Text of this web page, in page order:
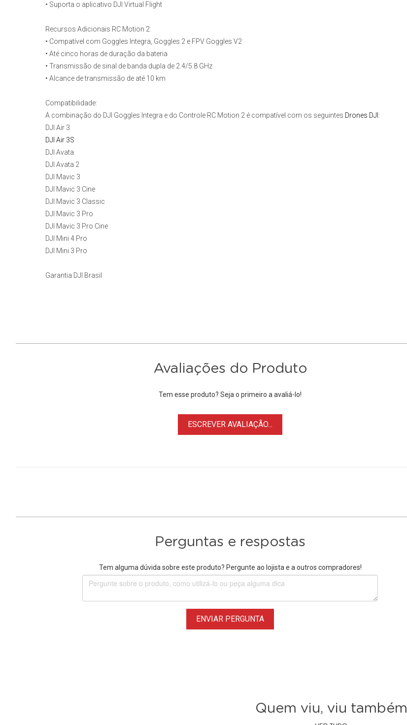
• Suporta o aplicativo DJI Virtual Flight
Recursos Adicionais RC Motion 2:
• Compatível com Goggles Integra, Goggles 2 e FPV Goggles V2
• Até cinco horas de duração da bateria
• Transmissão de sinal de banda dupla de 2.4/5.8 GHz
• Alcance de transmissão de até 10 km
Compatibilidade:
A combinação do DJI Goggles Integra e do Controle RC Motion 2 é compatível com os seguintes Drones DJI :
DJI Air 3
DJI Air 3S
DJI Avata
DJI Avata 2
DJI Mavic 3
DJI Mavic 3 Cine
DJI Mavic 3 Classic
DJI Mavic 3 Pro
DJI Mavic 3 Pro Cine
DJI Mini 4 Pro
DJI Mini 3 Pro
Garantia DJI Brasil
Avaliações do Produto
Tem esse produto? Seja o primeiro a avaliá-lo!
ESCREVER AVALIAÇÃO...
Perguntas e respostas
Tem alguma dúvida sobre este produto? Pergunte ao lojista e a outros compradores!
ENVIAR PERGUNTA
Quem viu, viu também